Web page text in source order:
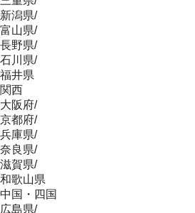
新潟県/
富山県/
長野県/
石川県/
福井県
関西
大阪府/
京都府/
兵庫県/
奈良県/
滋賀県/
和歌山県
中国・四国
広島県/